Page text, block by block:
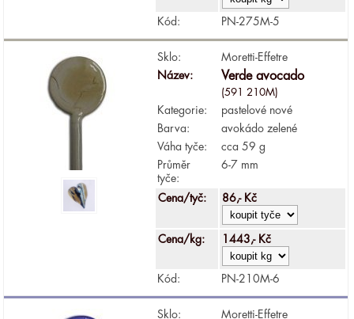
Kód: PN-275M-5
Sklo:
Moretti-Effetre
Název:
Verde avocado
(591 210M)
Kategorie:
pastelové nové
Barva:
avokádo zelené
Váha tyče:
cca 59 g
Průměr
tyče:
6-7 mm
Cena/tyč: 86,- Kč
Cena/kg: 1443,- Kč
Kód: PN-210M-6
Sklo:
Moretti-Effetre